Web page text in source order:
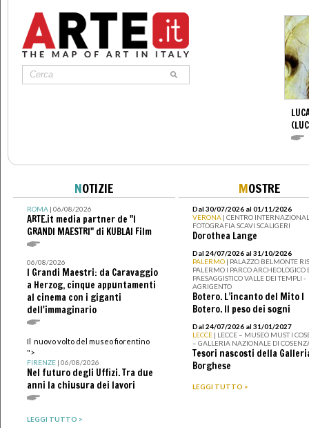
NOTIZIE
ROMA| 06/08/2026
ARTE.it media partner de "I
GRANDI MAESTRI" di KUBLAI Film
06/08/2026
I Grandi Maestri: da Caravaggio
a Herzog, cinque appuntamenti
al cinema con i giganti
dell'immaginario
Il nuovo volto del museo fiorentino
">
FIRENZE| 06/08/2026
Nel futuro degli Uffizi. Tra due
anni la chiusura dei lavori
LEGGI TUTTO >
MOSTRE
Dal 30/07/2026 al 01/11/2026
VERONA | CENTRO
FOTOGRAFIA SCAVI SCALIGERI
Dorothea Lange
Dal 24/07/2026 al 31/10/2026
PALERMO | PALAZZO BELMONTE
PALERMO I PARCO ARCHEOLOGICO
PAESAGGISTICO VALLE DEI TEMPLI -
AGRIGENTO
Botero. L’incanto del Mito I
Botero. Il peso dei sogni
Dal 24/07/2026 al 31/01/2027
LECCE | LECCE – MUSEO MUST I
– GALLERIA NAZIONALE DI
Tesori nascosti della
Borghese
LEGGI TUTTO >